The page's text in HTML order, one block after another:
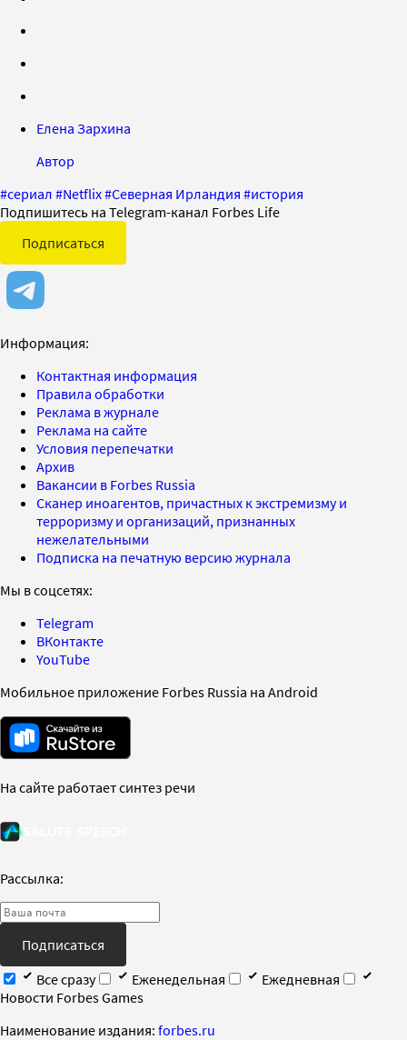
Елена Зархина
Автор
#сериал #Netflix#Северная Ирландия #история
Подпишитесь на Telegram-канал Forbes Life
Подписаться
Информация:
Контактная информация
Правила обработки
Реклама в журнале
Реклама на сайте
Условия перепечатки
Архив
Вакансии в Forbes Russia
Сканер иноагентов, причастных к экстремизму и
терроризму и организаций, признанных
нежелательными
Подписка на печатную версию журнала
Мы в соцсетях:
Telegram
ВКонтакте
YouTube
Мобильное приложение Forbes Russia на Android
На сайте работает синтез речи
Рассылка:
Подписаться
Все сразу
Еженедельная
Ежедневная
Новости Forbes Games
Наименование издания: forbes.ru